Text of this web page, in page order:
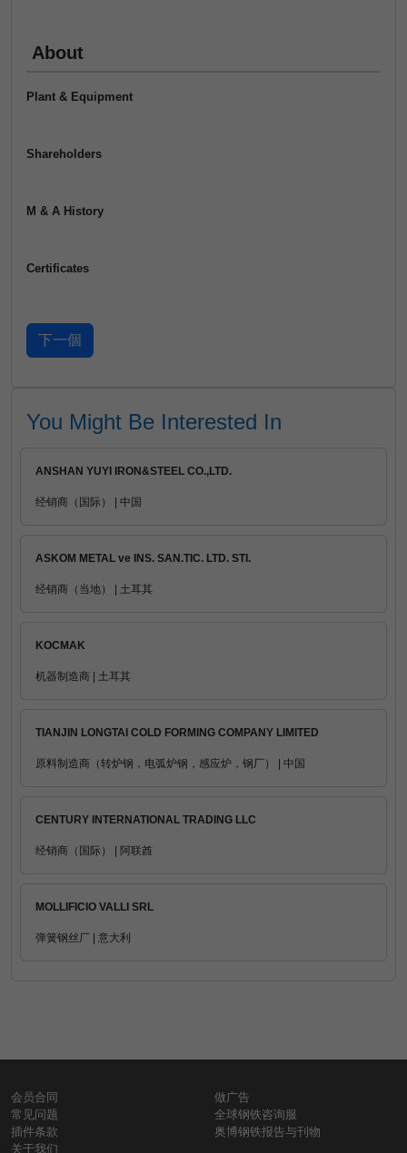
About
Plant & Equipment
Shareholders
M & A History
Certificates
You Might Be Interested In
ANSHAN YUYI IRON&STEEL CO.,LTD.
经销商（国际） | 中国
ASKOM METAL ve INS. SAN.TIC. LTD. STI.
经销商（当地） | 土耳其
KOCMAK
机器制造商 | 土耳其
TIANJIN LONGTAI COLD FORMING COMPANY LIMITED
原料制造商（转炉钢，电弧炉钢，感应炉，钢厂） | 中国
CENTURY INTERNATIONAL TRADING LLC
经销商（国际） | 阿联酋
MOLLIFICIO VALLI SRL
弹簧钢丝厂 | 意大利
会员合同
常见问题
插件条款
关于我们
做广告
全球钢铁咨询服
奥博钢铁报告与刊物